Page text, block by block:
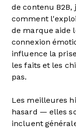
de contenu
comment
de marque aide
connexion
influence la
les faits et les
pas.
Les meilleures
hasard — elles
incluent